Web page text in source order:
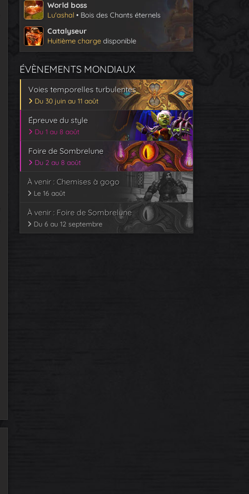
World boss
Lu'ashal • Bois des Chants éternels
Catalyseur
Huitième charge disponible
ÉVÈNEMENTS MONDIAUX
Voies temporelles turbulentes
Du 30 juin au 11 août
Épreuve du style
Du 1 au 8 août
Foire de Sombrelune
Du 2 au 8 août
À venir : Chemises à gogo
Le 16 août
À venir : Foire de Sombrelune
Du 6 au 12 septembre